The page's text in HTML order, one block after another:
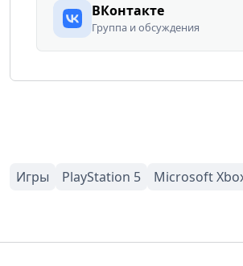
ВКонтакте
Группа и обсуждения